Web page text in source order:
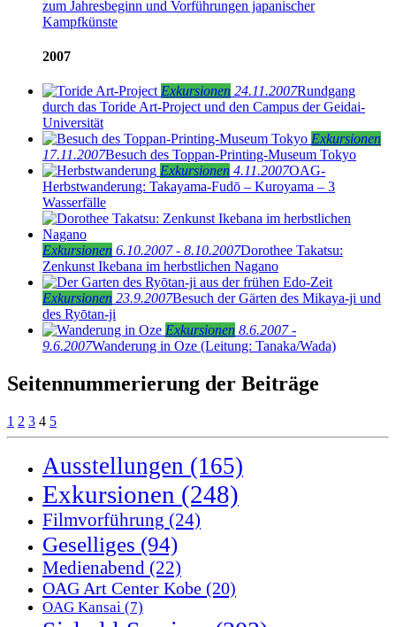
zum Jahresbeginn und Vorführungen japanischer
Kampfkünste
2007
Exkursionen 24.11.2007Rundgang
durch das Toride Art-Project und den Campus der Geidai-
Universität
Exkursionen
17.11.2007Besuch des Toppan-Printing-Museum Tokyo
Exkursionen 4.11.2007OAG-
Herbstwanderung: Takayama-Fudō – Kuroyama – 3
Wasserfälle
Exkursionen 6.10.2007 - 8.10.2007Dorothee Takatsu:
Zenkunst Ikebana im herbstlichen Nagano
Exkursionen 23.9.2007Besuch der Gärten des Mikaya-ji und
des Ryōtan-ji
Exkursionen 8.6.2007 -
9.6.2007Wanderung in Oze (Leitung: Tanaka/Wada)
Seitennummerierung der Beiträge
1 2 3 4 5
Ausstellungen (165)
Exkursionen (248)
Filmvorführung (24)
Geselliges (94)
Medienabend (22)
OAG Art Center Kobe (20)
OAG Kansai (7)